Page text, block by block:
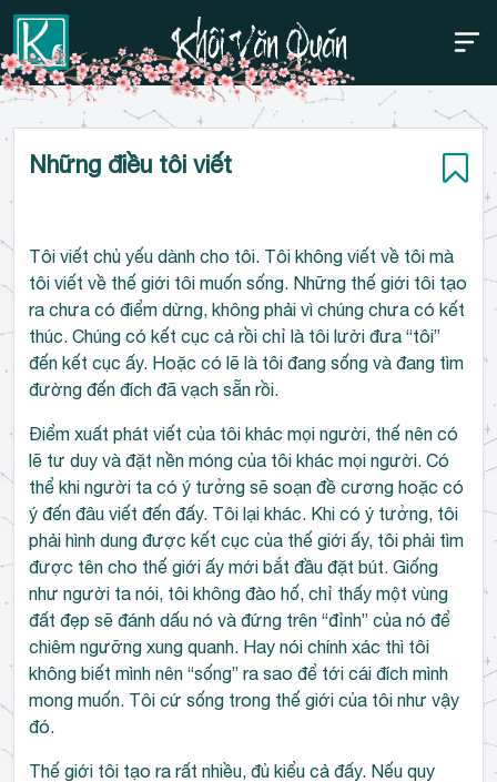
Bỏ
Thanh điều hướng trên
Những điều tôi viết
Tôi viết chủ yếu dành cho tôi. Tôi không viết về tôi mà
tôi viết về thế giới tôi muốn sống. Những thế giới tôi tạo
ra chưa có điểm dừng, không phải vì chúng chưa có kết
thúc. Chúng có kết cục cả rồi chỉ là tôi lười đưa “tôi”
đến kết cục ấy. Hoặc có lẽ là tôi đang sống và đang tìm
đường đến đích đã vạch sẵn rồi.
Điểm xuất phát viết của tôi khác mọi người, thế nên có
lẽ tư duy và đặt nền móng của tôi khác mọi người. Có
thể khi người ta có ý tưởng sẽ soạn đề cương hoặc có
ý đến đâu viết đến đấy. Tôi lại khác. Khi có ý tưởng, tôi
phải hình dung được kết cục của thế giới ấy, tôi phải tìm
được tên cho thế giới ấy mới bắt đầu đặt bút. Giống
như người ta nói, tôi không đào hố, chỉ thấy một vùng
đất đẹp sẽ đánh dấu nó và đứng trên “đỉnh” của nó để
chiêm ngưỡng xung quanh. Hay nói chính xác thì tôi
không biết mình nên “sống” ra sao để tới cái đích mình
mong muốn. Tôi cứ sống trong thế giới của tôi như vậy
đó.
Thế giới tôi tạo ra rất nhiều, đủ kiểu cả đấy. Nếu quy